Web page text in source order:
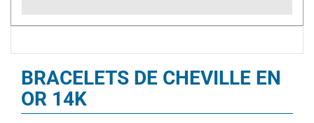
BRACELETS DE CHEVILLE EN
OR 14K